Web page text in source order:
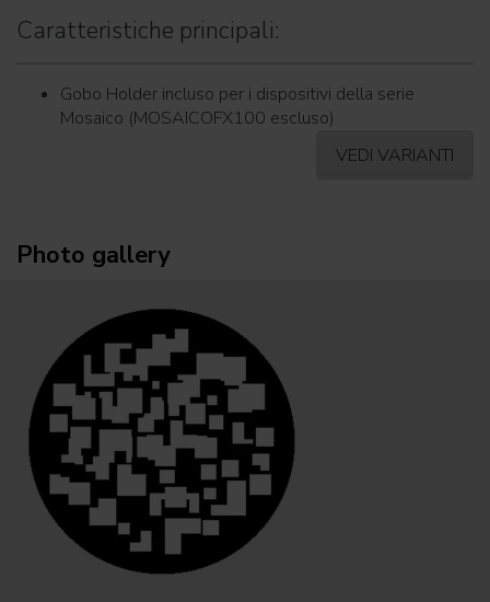
Caratteristiche principali:
Gobo Holder incluso per i dispositivi della serie
Mosaico (MOSAICOFX100 escluso)
VEDI VARIANTI
Photo gallery